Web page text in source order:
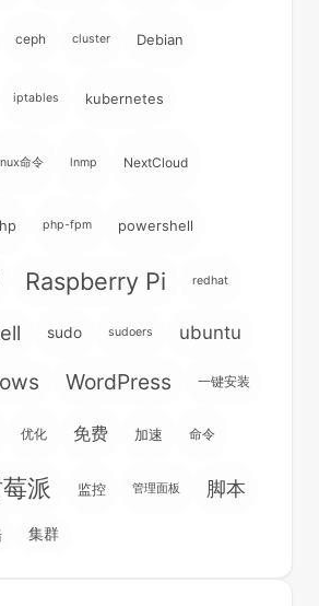
ceph cluster Debian
iptables kubernetes
命令 lnmp NextCloud
php-fpm powershell
Raspberry Pi redhat
sudo sudoers ubuntu
WordPress 一键安装
优化 免费 加速 命令
派 监控 管理面板 脚本
集群